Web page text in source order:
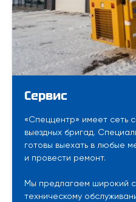
Сервис
«Спеццентр» имеет сеть
выездных бригад.
готовы выехать в любые
и провести ремонт.
Мы предлагаем широкий
техническому